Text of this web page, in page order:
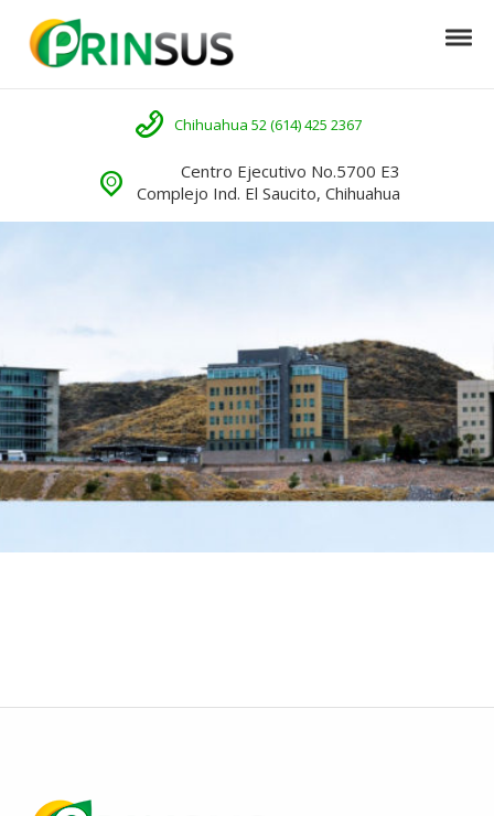
Skip to navigation
Skip to content
Prinsus
Llámenos
Chihuahua 52 (614) 425 2367
Centro Ejecutivo No.5700 E3
Complejo Ind. El Saucito, Chihuahua